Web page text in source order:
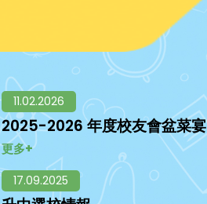
11.02.2026
2025-2026 年度校友會盆菜宴
更多+
17.09.2025